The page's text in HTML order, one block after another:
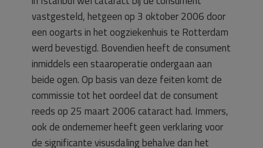
vastgesteld, hetgeen op 3 oktober 2006 door
een oogarts in het oogziekenhuis te Rotterdam
werd bevestigd. Bovendien heeft de consument
inmiddels een staaroperatie ondergaan aan
beide ogen. Op basis van deze feiten komt de
commissie tot het oordeel dat de consument
reeds op 25 maart 2006 cataract had. Immers,
ook de ondernemer heeft geen verklaring voor
de significante visusdaling behalve dan het